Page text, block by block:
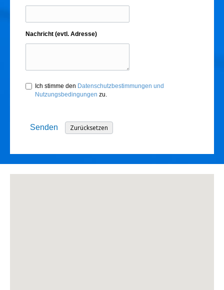
Nachricht (evtl. Adresse)
Ich stimme den Datenschutzbestimmungen und
Nutzungsbedingungen zu.